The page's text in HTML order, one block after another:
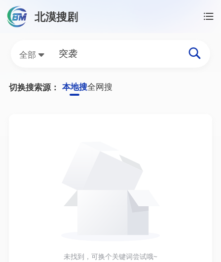
北漠搜剧
全部
突袭网盘资源搜索结果
切换搜索源： 本地搜全网搜
未找到，可换个关键词尝试哦~